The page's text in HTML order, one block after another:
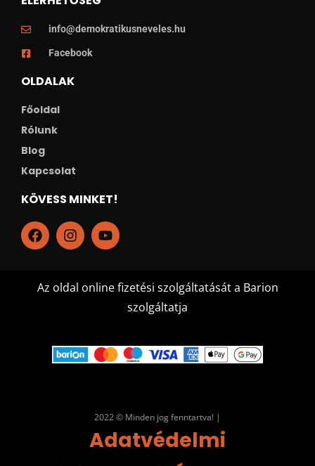
info@demokratikusneveles.hu
Facebook
OLDALAK
Főoldal
Rólunk
Blog
Kapcsolat
KÖVESS MINKET!
Az oldal online fizetési szolgáltatását a Barion
szolgáltatja
2022 © Minden jog fenntartva! |
Adatvédelmi